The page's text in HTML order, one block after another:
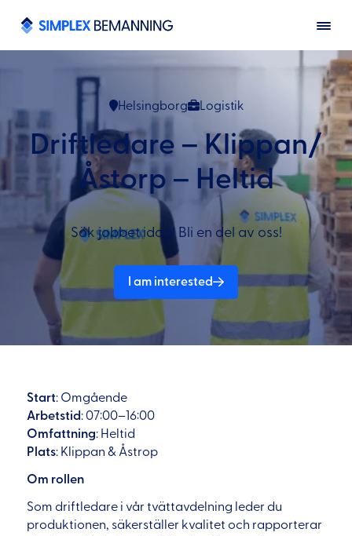
Helsingborg Logistik
Driftledare – Klippan/
Åstorp – Heltid
Sök jobbet idag! Bli en del av oss!
I am interested
Start: Omgående
Arbetstid: 07:00–16:00
Omfattning: Heltid
Plats: Klippan & Åstrop
Om rollen
Som driftledare i vår tvättavdelning leder du
produktionen, säkerställer kvalitet och rapporterar